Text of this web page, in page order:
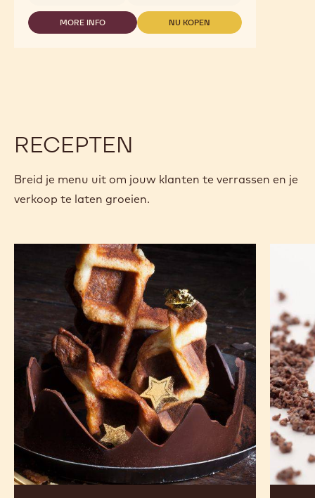
MORE INFO
-
NU KOPEN
-
RECEPTEN
Breid je menu uit om jouw klanten te verrassen en je
verkoop te laten groeien.